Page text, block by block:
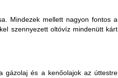
Mindezek mellett nagyon fontos a
szennyezett oltóvíz mindenütt kárt
gázolaj és a kenőolajok az úttestre